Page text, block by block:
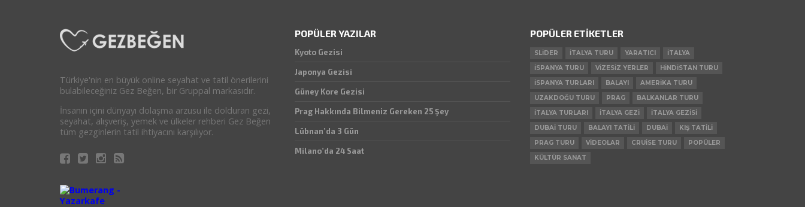
Türkiye'nin en büyük online seyahat ve tatil önerilerini
bulabileceğiniz Gez Beğen, bir Gruppal markasıdır.
İnsanın içini dünyayı dolaşma arzusu ile dolduran gezi,
seyahat, alışveriş, yemek ve ülkeler rehberi Gez Beğen
tüm gezginlerin tatil ihtiyacını karşılıyor.
POPÜLER YAZILAR
Kyoto Gezisi
Japonya Gezisi
Güney Kore Gezisi
Prag Hakkında Bilmeniz Gereken 25 Şey
Lübnan’da 3 Gün
Milano’da 24 Saat
POPÜLER ETIKETLER
SLIDER ITALYA TURU YARATICI
ITALYA
ISPANYA TURU
VIZESIZ YERLER
HINDISTAN TURU
ISPANYA TURLARI
BALAYI
AMERIKA TURU
UZAKDOĞU TURU
PRAG
BALKANLAR TURU
ITALYA TURLARI
ITALYA GEZI
ITALYA GEZISI
DUBAI TURU
BALAYI TATILI DUBAI
KIŞ TATILI
PRAG TURU
VIDEOLAR CRUISE TURU
POPÜLER
KÜLTÜR SANAT